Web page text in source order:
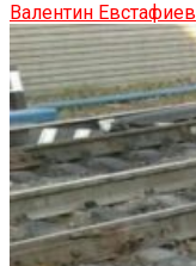
Валентин Евстафиев